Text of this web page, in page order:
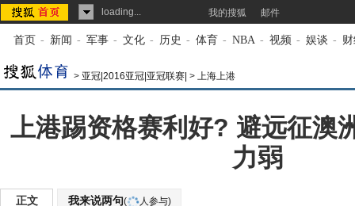
loading... 我的搜狐 邮件
首页 - 新闻 - 军事 - 文化 - 历史 - 体育 - NBA - 视频 - 娱谈 -
> 亚冠|2016亚冠|亚冠联赛| > 上海上港
上港踢资格赛利好? 避远征澳
力弱
正文 我来说两句( 人参与)